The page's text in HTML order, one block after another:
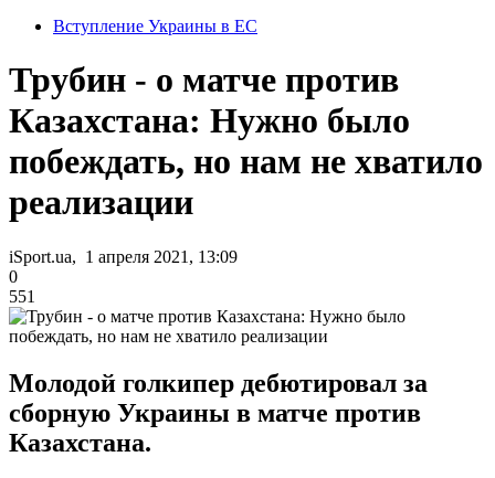
Вступление Украины в ЕС
Трубин - о матче против
Казахстана: Нужно было
побеждать, но нам не хватило
реализации
iSport.ua, 1 апреля 2021, 13:09
0
551
Молодой голкипер дебютировал за
сборную Украины в матче против
Казахстана.